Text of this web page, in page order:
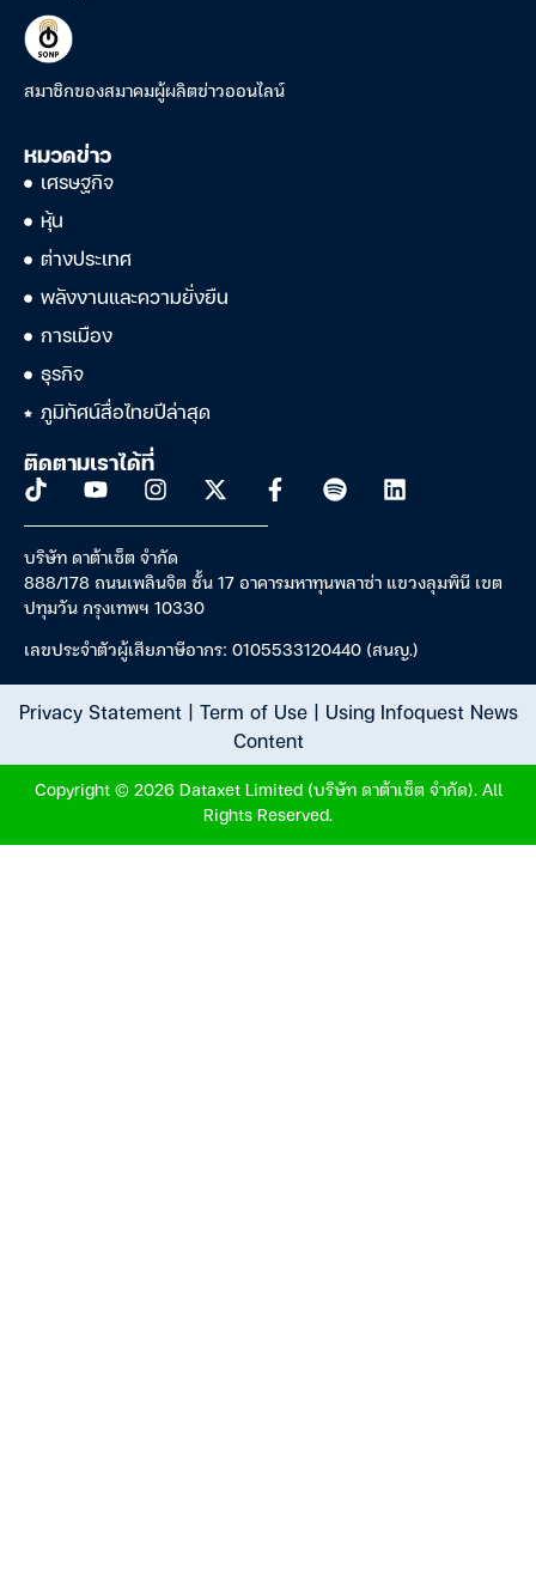
สมาชิกของสมาคมผู้ผลิตข่าวออนไลน์
หมวดข่าว
เศรษฐกิจ
หุ้น
ต่างประเทศ
พลังงานและความยั่งยืน
การเมือง
ธุรกิจ
ภูมิทัศน์สื่อไทยปีล่าสุด
ติดตามเราได้ที่
บริษัท ดาต้าเซ็ต จำกัด
888/178 ถนนเพลินจิต ชั้น 17 อาคารมหาทุนพลาซ่า แขวงลุมพินี เขต
ปทุมวัน กรุงเทพฯ 10330
เลขประจำตัวผู้เสียภาษีอากร: 0105533120440 (สนญ.)
Privacy Statement| Term of Use| Using Infoquest News
Content
Copyright © 2026 Dataxet Limited (บริษัท ดาต้าเซ็ต จำกัด). All
Rights Reserved.